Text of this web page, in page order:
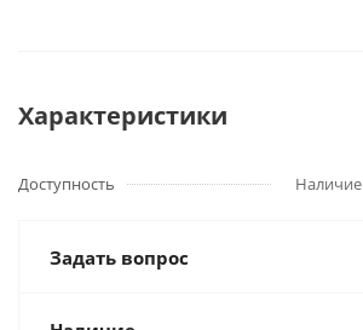
Характеристики
Доступность Наличие
Задать вопрос